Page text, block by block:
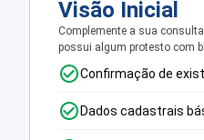
Visão Inicial
Complemente a sua
possui algum protesto com
Confirmação de
Dados cadastrais